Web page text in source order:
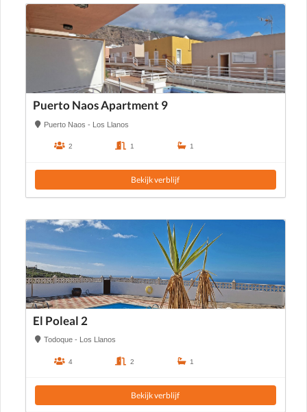
Puerto Naos Apartment 9
Puerto Naos - Los Llanos
2 1 1
Bekijk verblijf
El Poleal 2
Todoque - Los Llanos
4 2 1
Bekijk verblijf